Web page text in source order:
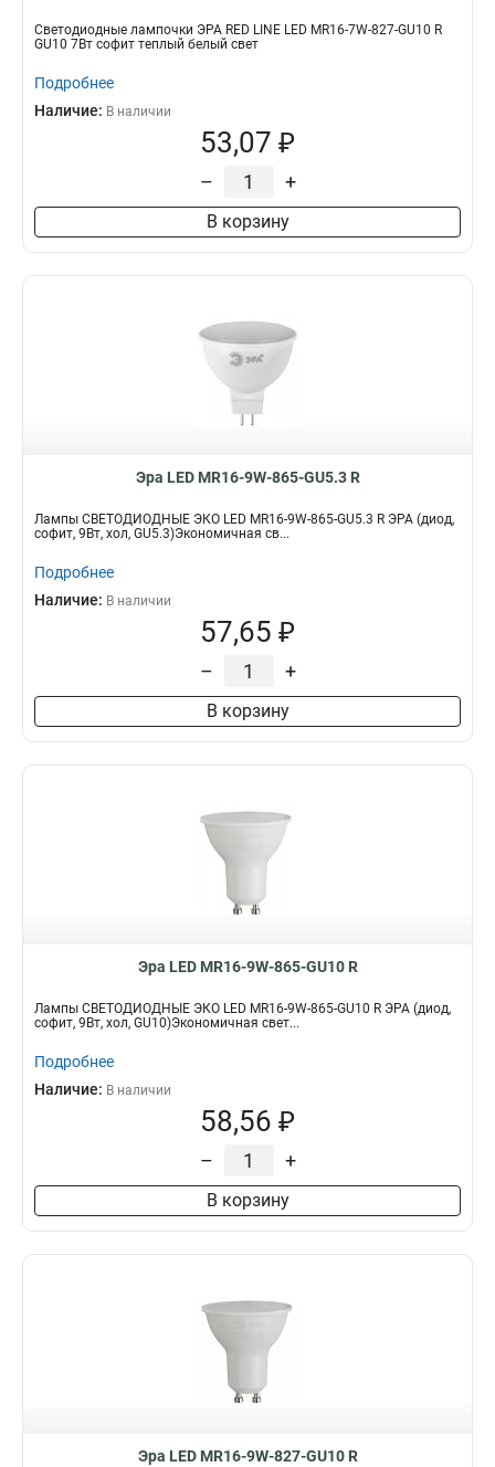
Светодиодные лампочки ЭРА RED LINE LED MR16-7W-827-GU10 R
GU10 7Вт софит теплый белый свет
Подробнее
Наличие: В наличии
53,07 ₽
– +
В корзину
Эра LED MR16-9W-865-GU5.3 R
Лампы СВЕТОДИОДНЫЕ ЭКО LED MR16-9W-865-GU5.3 R ЭРА (диод,
софит, 9Вт, хол, GU5.3)Экономичная св...
Подробнее
Наличие: В наличии
57,65 ₽
– +
В корзину
Эра LED MR16-9W-865-GU10 R
Лампы СВЕТОДИОДНЫЕ ЭКО LED MR16-9W-865-GU10 R ЭРА (диод,
софит, 9Вт, хол, GU10)Экономичная свет...
Подробнее
Наличие: В наличии
58,56 ₽
– +
В корзину
Эра LED MR16-9W-827-GU10 R